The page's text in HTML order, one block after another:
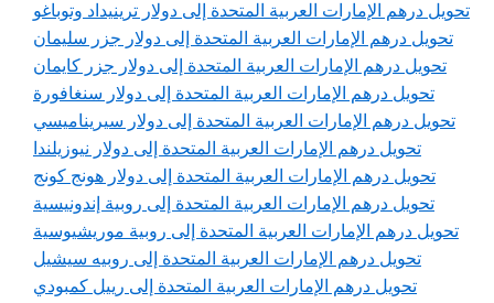
تحويل درهم الإمارات العربية المتحدة إلى دولار ترينيداد وتوباغو
تحويل درهم الإمارات العربية المتحدة إلى دولار جزر سليمان
تحويل درهم الإمارات العربية المتحدة إلى دولار جزر كايمان
تحويل درهم الإمارات العربية المتحدة إلى دولار سنغافورة
تحويل درهم الإمارات العربية المتحدة إلى دولار سيريناميسي
تحويل درهم الإمارات العربية المتحدة إلى دولار نيوزيلندا
تحويل درهم الإمارات العربية المتحدة إلى دولار هونج كونج
تحويل درهم الإمارات العربية المتحدة إلى روبية إندونيسية
تحويل درهم الإمارات العربية المتحدة إلى روبية موريشيوسية
تحويل درهم الإمارات العربية المتحدة إلى روبيه سيشيل
تحويل درهم الإمارات العربية المتحدة إلى رييل كمبودي